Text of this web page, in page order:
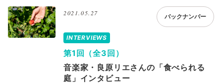
2021.05.27 バックナンバー
INTERVIEWS
第1回（全3回）
音楽家・良原リエさんの「食べられる
庭」インタビュー